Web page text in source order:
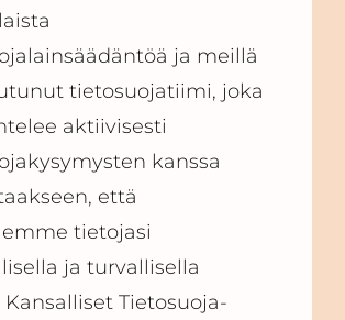
ja meillä
tietosuojatiimi, joka
aktiivisesti
kanssa
että
tietojasi
ja turvallisella
Tietosuoja-